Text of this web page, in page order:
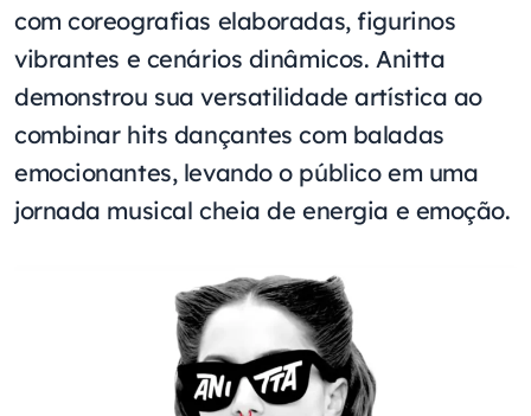
com coreografias elaboradas, figurinos
vibrantes e cenários dinâmicos. Anitta
demonstrou sua versatilidade artística ao
combinar hits dançantes com baladas
emocionantes, levando o público em uma
jornada musical cheia de energia e emoção.